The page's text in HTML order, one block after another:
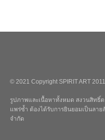
© 2021 Copyright SPIRIT ART
รูปภาพและเนื้อหาทั้งหมด สงวนสิทธิ์
แพร่ซ้ำ ต้องได้รับการยินยอมเป็นลา
จำกัด